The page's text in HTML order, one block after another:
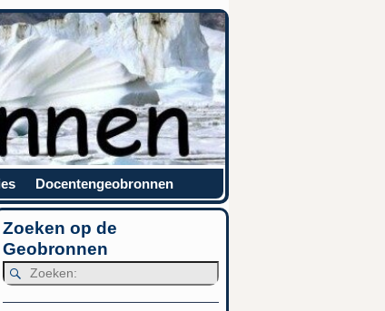
Docentengeobronnen
Zoeken op de
Geobronnen